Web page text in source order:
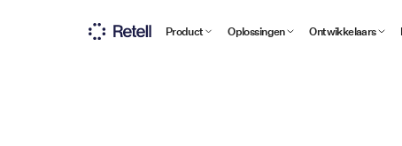
Product Oplossingen Ontwikkelaars